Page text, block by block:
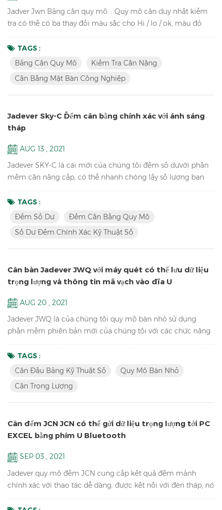
Jadver Jwn Bảng cân quy mô. : Quy mô cân duy nhất kiểm
tra có thể có ba thay đổi màu sắc cho Hi / lo / ok, màu đỏ
nối với tháp ánh sáng. Chìa khóa Tính năng: Kiểm tra cân
nặngVới ba thay đổi màu sắc cho HI / lo / ok, hi-red, ok-xanh,
đến 1 / 15000 Tích lũy, màn hình tích lũy và tích lũ...
TAGS :
Bảng Cân Quy Mô
Kiểm Tra Cân Nặng
Cân Bằng Mặt Bàn Công Nghiệp
Jadever Sky-C Đếm cân bằng chính xác với ánh sáng
tháp
AUG 13 , 2021
Jadever SKY-C là cái mới của chúng tôi đếm số dưvới phần
mềm cân nâng cấp, có thể nhanh chóng lấy số lượng bạn
tháp, lý tưởng cho đóng gói. phím Tính năng: độ phân giải
nội bộ cao 1 / 600.000 cân thiết bị phòng thí nghiệm điện tử
hoặc ở chế độ kép để tránh mất ổn định nguồn điện có sẵn
h...
TAGS :
Đếm Số Dư
Đếm Cân Bằng Quy Mô
Số Dư Đếm Chính Xác Kỹ Thuật Số
Cân bàn Jadever JWQ với máy quét có thể lưu dữ liệu
trọng lượng và thông tin mã vạch vào đĩa U
AUG 20 , 2021
Jadever JWQ là của chúng tôi quy mô bàn nhỏ sử dụng
phần mềm phiên bản mới của chúng tôi với các chức năng
có thể lưu dữ liệu trọng lượng và thông tin mã vạch trong
đĩa chữ U với máy quét. Đặc trưng: Đếm mẫu Cân đầu bảng
tích lũy Độ phân giải lên đến 1 / 15.000 (dung lượng cài đặt...
TAGS :
Cân Đầu Bảng Kỹ Thuật Số
Quy Mô Bàn Nhỏ
Cân Trọng Lượng
Cân đếm JCN JCN có thể gửi dữ liệu trọng lượng tới PC
EXCEL bằng phím U Bluetooth
SEP 03 , 2021
Jadever quy mô đếm JCN cung cấp kết quả đếm mảnh
chính xác với thao tác dễ dàng. được kết nối với đèn tháp, nó